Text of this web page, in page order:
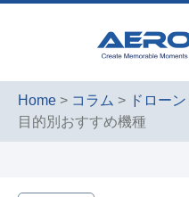
Home > コラム > ドローン
目的別おすすめ機種